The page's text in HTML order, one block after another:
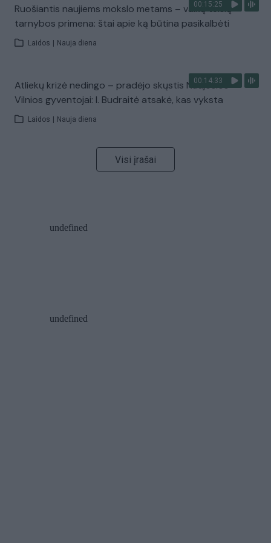
00:15:25
Ruošiantis naujiems mokslo metams – vaikų teisių
tarnybos primena: štai apie ką būtina pasikalbėti
Laidos Nauja diena
00:14:33
Atliekų krizė nedingo – pradėjo skųstis Naujosios
Vilnios gyventojai: I. Budraitė atsakė, kas vyksta
Laidos Nauja diena
Visi įrašai